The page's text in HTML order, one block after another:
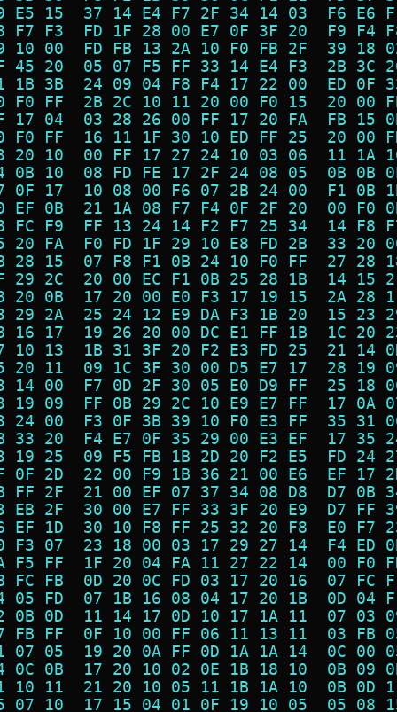
E5 15  37 14 E4 F7 2F 34 14 03  F6
F7 F3  FD 1F 28 00 E7 0F 3F 20  F9
10 00  FD FB 13 2A 10 F0 FB 2F  39
45 20  05 07 F5 FF 33 14 E4 F3  2B
1B 3B  24 09 04 F8 F4 17 22 00  ED
F0 FF  2B 2C 10 11 20 00 F0 15  20
17 04  03 28 26 00 FF 17 20 FA  FB
F0 FF  16 11 1F 30 10 ED FF 25  20
20 10  00 FF 17 27 24 10 03 06  11
0B 10  08 FD FE 17 2F 24 08 05  0B
0F 17  10 08 00 F6 07 2B 24 00  F1
EF 0B  21 1A 08 F7 F4 0F 2F 20  00
FC F9  FF 13 24 14 F2 F7 25 34  14
20 FA  F0 FD 1F 29 10 E8 FD 2B  33
28 15  07 F8 F1 0B 24 10 F0 FF  27
29 2C  20 00 EC F1 0B 25 28 1B  14
20 0B  17 20 00 E0 F3 17 19 15  2A
29 2A  25 24 12 E9 DA F3 1B 20  15
16 17  19 26 20 00 DC E1 FF 1B  1C
10 13  1B 31 3F 20 F2 E3 FD 25  21
20 11  09 1C 3F 30 00 D5 E7 17  28
14 00  F7 0D 2F 30 05 E0 D9 FF  25
19 09  FF 0B 29 2C 10 E9 E7 FF  17
24 00  F3 0F 3B 39 10 F0 E3 FF  35
33 20  F4 E7 0F 35 29 00 E3 EF  17
19 25  09 F5 FB 1B 2D 20 F2 E5  FD
0F 2D  22 00 F9 1B 36 21 00 E6  EF
FF 2F  21 00 EF 07 37 34 08 D8  D7
EB 2F  30 00 E7 FF 33 3F 20 E9  D7
EF 1D  30 10 F8 FF 25 32 20 F8  E0
F3 07  23 18 00 03 17 29 27 14  F4
F5 FF  1F 20 04 FA 11 27 22 14  00
FC FB  0D 20 0C FD 03 17 20 16  07
05 FD  07 1B 16 08 04 17 20 1B  0D
0B 0D  11 14 17 0D 10 17 1A 11  07
FB FF  0F 10 00 FF 06 11 13 11  03
07 05  19 20 0A FF 0D 1A 1A 14  0C
0C 0B  17 20 10 02 0E 1B 18 10  0B
10 11  21 20 10 05 11 1B 1A 10  0B
07 10  17 15 04 01 0F 19 10 05  05